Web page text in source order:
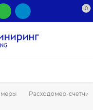
0
Расходомер-